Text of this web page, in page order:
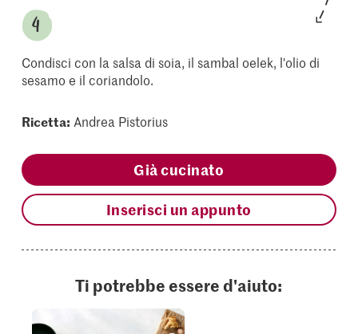
Condisci con la salsa di soia, il sambal oelek, l'olio di
sesamo e il coriandolo.
Ricetta: Andrea Pistorius
Già cucinato
Inserisci un appunto
Ti potrebbe essere d'aiuto: